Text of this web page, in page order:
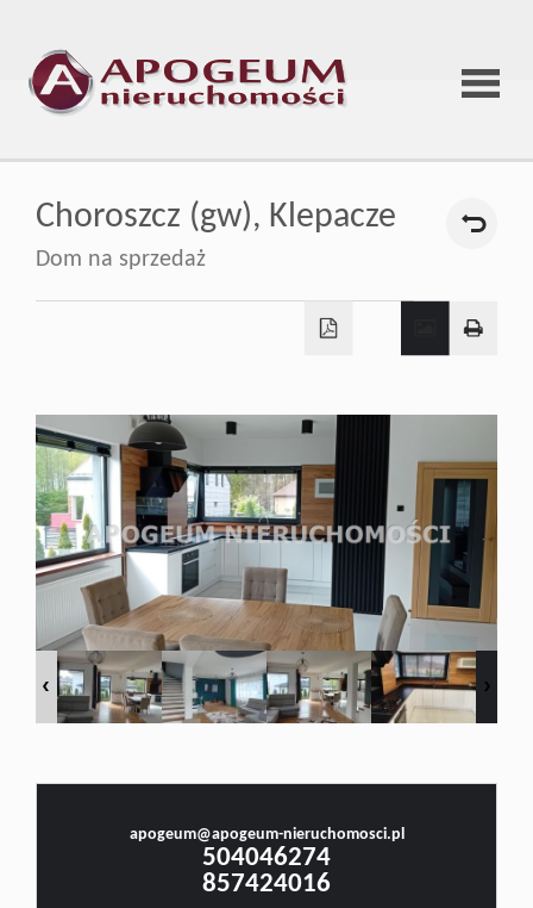
Strona
O
firmie
Oferta
Rynek
Choroszcz (gw), Klepacze
Dom na sprzedaż
apogeum@apogeum-nieruchomosci.pl
504046274
857424016